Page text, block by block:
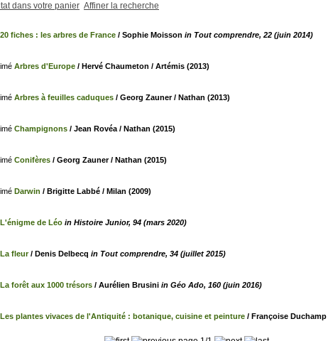
dans votre panier Affiner la recherche
20 fiches : les arbres de France / Sophie Moisson in Tout comprendre, 22 (juin 2014)
Arbres d'Europe / Hervé Chaumeton / Artémis (2013)
Arbres à feuilles caduques / Georg Zauner / Nathan (2013)
Champignons / Jean Rovéa / Nathan (2015)
Conifères / Georg Zauner / Nathan (2015)
Darwin / Brigitte Labbé / Milan (2009)
L'énigme de Léo in Histoire Junior, 94 (mars 2020)
La fleur/ Denis Delbecq in Tout comprendre, 34 (juillet 2015)
La forêt aux 1000 trésors / Aurélien Brusini in Géo Ado, 160 (juin 2016)
Les plantes vivaces de l'Antiquité : botanique, cuisine et peinture / Françoise Duchamp